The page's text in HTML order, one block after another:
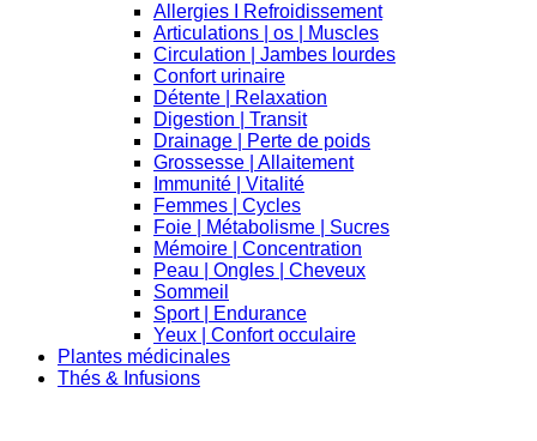
Allergies I Refroidissement
Articulations | os | Muscles
Circulation | Jambes lourdes
Confort urinaire
Détente | Relaxation
Digestion | Transit
Drainage | Perte de poids
Grossesse | Allaitement
Immunité | Vitalité
Femmes | Cycles
Foie | Métabolisme | Sucres
Mémoire | Concentration
Peau | Ongles | Cheveux
Sommeil
Sport | Endurance
Yeux | Confort occulaire
Plantes médicinales
Thés & Infusions